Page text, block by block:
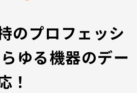
のプロフェッシ
ゆる機器のデー
！